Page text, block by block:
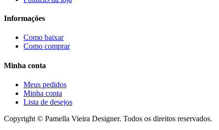
Informações
Como baixar
Como comprar
Minha conta
Meus pedidos
Minha conta
Lista de desejos
Copyright © Pamella Vieira Designer. Todos os direitos reservados.